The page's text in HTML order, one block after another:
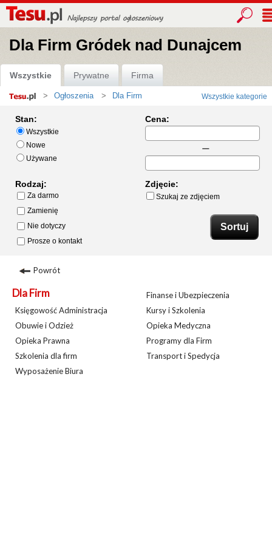
Dla Firm Gródek nad Dunajcem
Wszystkie Prywatne Firma
Strona
Ogłoszenia Dla Firm Wszystkie kategorie
Stan:
Wszystkie
Nowe
Używane
Cena:
Rodzaj:
Za darmo
Zamienię
Nie dotyczy
Prosze o kontakt
Zdjęcie:
Szukaj ze zdjęciem
Powrót
Dla Firm
Finanse i Ubezpieczenia
Księgowość Administracja
Kursy i Szkolenia
Obuwie i Odzież
Opieka Medyczna
Opieka Prawna
Programy dla Firm
Szkolenia dla firm
Transport i Spedycja
Wyposażenie Biura